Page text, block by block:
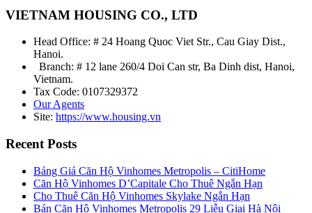
VIETNAM HOUSING CO., LTD
Head Office: # 24 Hoang Quoc Viet Str., Cau Giay Dist.,
Hanoi.
Branch: # 12 lane 260/4 Doi Can str, Ba Dinh dist, Hanoi,
Vietnam.
Tax Code: 0107329372
Our Agents
Site: https://www.housing.vn
Recent Posts
Bảng Giá Căn Hộ Vinhomes Metropolis – CitiHome
Căn Hộ Vinhomes D’Capitale Cho Thuê Ngắn Hạn
Cho Thuê Căn Hộ Vinhomes Skylake Ngắn Hạn
Bán Căn Hộ Vinhomes Metropolis 29 Liễu Giai Hà Nội